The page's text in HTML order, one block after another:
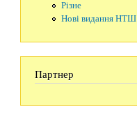
Різне
Нові видання НТШ
Партнер